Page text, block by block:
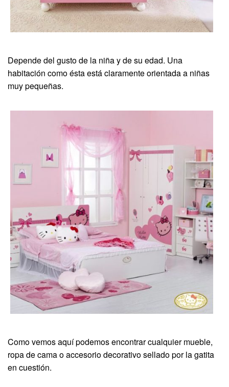
Depende del gusto de la niña y de su edad. Una
habitación como ésta está claramente orientada a niñas
muy pequeñas.
Como vemos aquí podemos encontrar cualquier mueble,
ropa de cama o accesorio decorativo sellado por la gatita
en cuestión.